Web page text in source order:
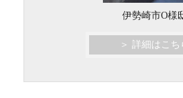
伊勢崎市O様
＞ 詳細はこち